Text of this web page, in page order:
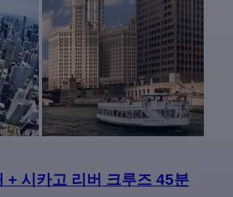
+ 시카고 리버 크루즈 45분